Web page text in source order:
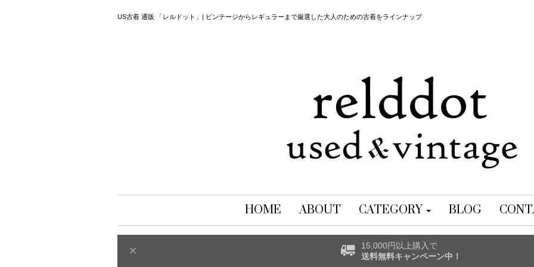
US古着 通販 「レルドット」| ビンテージからレギュラーまで厳選した大人のための古着をラインナップ
HOME ABOUT CATEGORY BLOG
15,000円以上購入で
送料無料キャンペーン中！